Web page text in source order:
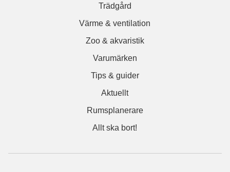
Trädgård
Värme & ventilation
Zoo & akvaristik
Varumärken
Tips & guider
Aktuellt
Rumsplanerare
Allt ska bort!